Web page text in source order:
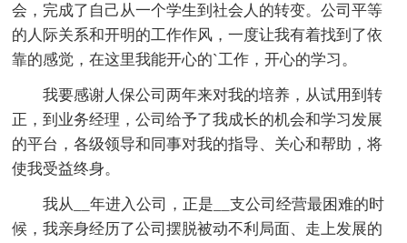
会，完成了自己从一个学生到社会人的转变。公司平等
的人际关系和开明的工作作风，一度让我有着找到了依
靠的感觉，在这里我能开心的`工作，开心的学习。
我要感谢人保公司两年来对我的培养，从试用到转
正，到业务经理，公司给予了我成长的机会和学习发展
的平台，各级领导和同事对我的指导、关心和帮助，将
使我受益终身。
我从__年进入公司，正是__支公司经营最困难的时
候，我亲身经历了公司摆脱被动不利局面、走上发展的